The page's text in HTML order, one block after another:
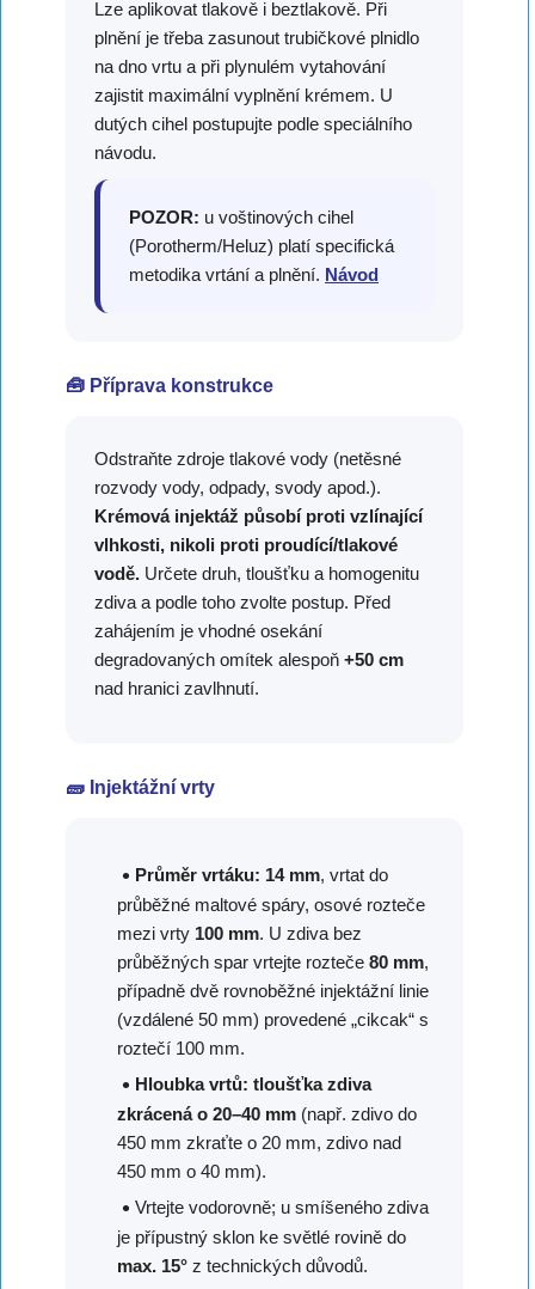
Lze aplikovat tlakově i beztlakově. Při
plnění je třeba zasunout trubičkové plnidlo
na dno vrtu a při plynulém vytahování
zajistit maximální vyplnění krémem. U
dutých cihel postupujte podle speciálního
návodu.
POZOR: u voštinových cihel
(Porotherm/Heluz) platí specifická
metodika vrtání a plnění. Návod
🧰 Příprava konstrukce
Odstraňte zdroje tlakové vody (netěsné
rozvody vody, odpady, svody apod.).
Krémová injektáž působí proti vzlínající
vlhkosti, nikoli proti proudící/tlakové
vodě. Určete druh, tloušťku a homogenitu
zdiva a podle toho zvolte postup. Před
zahájením je vhodné osekání
degradovaných omítek alespoň +50 cm
nad hranici zavlhnutí.
🧱 Injektážní vrty
Průměr vrtáku: 14 mm, vrtat do
průběžné maltové spáry, osové rozteče
mezi vrty 100 mm. U zdiva bez
průběžných spar vrtejte rozteče 80 mm,
případně dvě rovnoběžné injektážní linie
(vzdálené 50 mm) provedené „cikcak“ s
roztečí 100 mm.
Hloubka vrtů: tloušťka zdiva
zkrácená o 20–40 mm(např. zdivo do
450 mm zkraťte o 20 mm, zdivo nad
450 mm o 40 mm).
Vrtejte vodorovně; u smíšeného zdiva
je přípustný sklon ke světlé rovině do
max. 15°z technických důvodů.